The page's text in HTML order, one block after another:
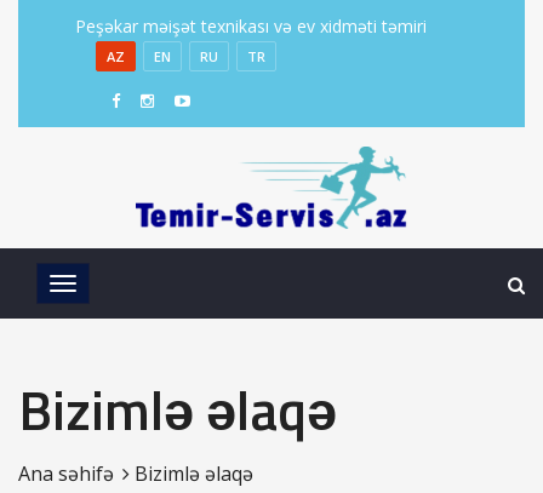
Peşəkar məişət texnikası və ev xidməti təmiri
AZ EN RU TR
Bizimlə əlaqə
Ana səhifə Bizimlə əlaqə